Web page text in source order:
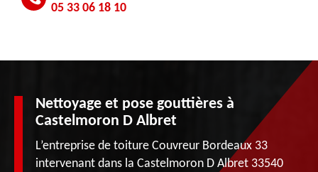
05 33 06 18 10
Nettoyage et pose gouttières à
Castelmoron D Albret
L’entreprise de toiture Couvreur Bordeaux 33
intervenant dans la Castelmoron D Albret 33540